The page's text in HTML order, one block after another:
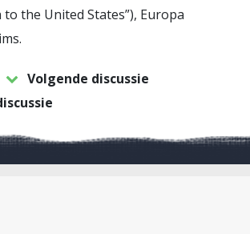
the United States”), Europa
Volgende discussie